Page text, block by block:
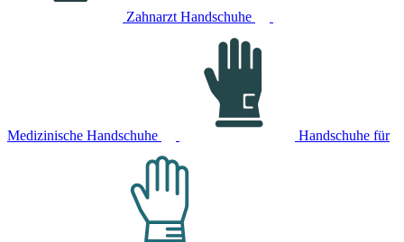
Zahnarzt Handschuhe
Medizinische Handschuhe Handschuhe für